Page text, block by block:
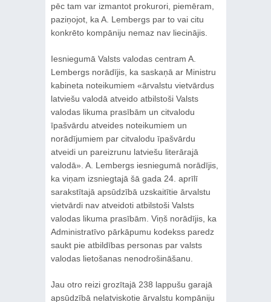
pēc tam var izmantot prokurori, piemēram,
paziņojot, ka A. Lembergs par to vai citu
konkrēto kompāniju nemaz nav liecinājis.
Iesniegumā Valsts valodas centram A.
Lembergs norādījis, ka saskaņā ar Ministru
kabineta noteikumiem «ārvalstu vietvārdus
latviešu valodā atveido atbilstoši Valsts
valodas likuma prasībām un citvalodu
īpašvārdu atveides noteikumiem un
norādījumiem par citvalodu īpašvārdu
atveidi un pareizrunu latviešu literārajā
valodā». A. Lembergs iesniegumā norādījis,
ka viņam izsniegtajā šā gada 24. aprīlī
sarakstītajā apsūdzībā uzskaitītie ārvalstu
vietvārdi nav atveidoti atbilstoši Valsts
valodas likuma prasībām. Viņš norādījis, ka
Administratīvo pārkāpumu kodekss paredz
saukt pie atbildības personas par valsts
valodas lietošanas nenodrošināšanu.
Jau otro reizi grozītajā 238 lappušu garajā
apsūdzībā nelatviskotie ārvalstu kompāniju